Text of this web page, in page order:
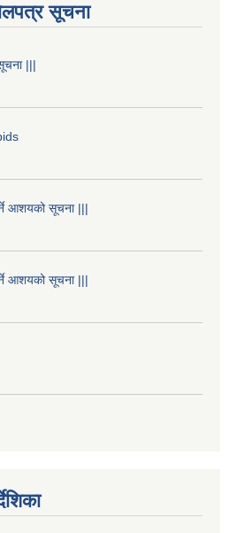
सूचना
|||
आशयको सूचना |||
आशयको सूचना |||